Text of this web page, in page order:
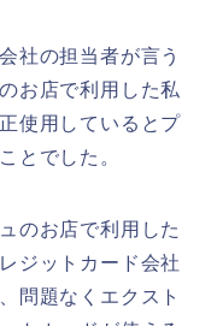
社の担当者が言う
お店で利用した私
使用しているとプ
とでした。
のお店で利用した
ジットカード会社
問題なくエクスト